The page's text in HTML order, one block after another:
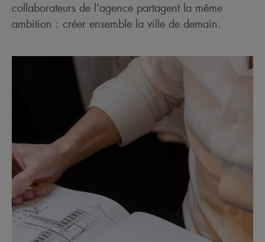
collaborateurs de l’agence partagent la même
ambition : créer ensemble la ville de demain.